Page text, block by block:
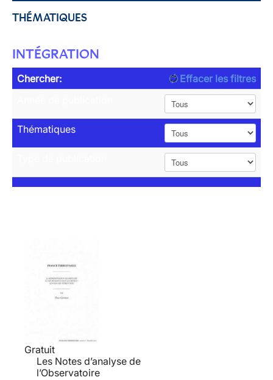
THÉMATIQUES
INTÉGRATION
Chercher:
Effacer les filtres
Thématiques
Gratuit
Les Notes d’analyse de
l’Observatoire